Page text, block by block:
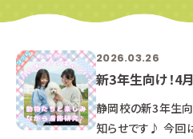
2026.03.26
新3年生向け！4
静岡校の新3年生
知らせです♪ 今回